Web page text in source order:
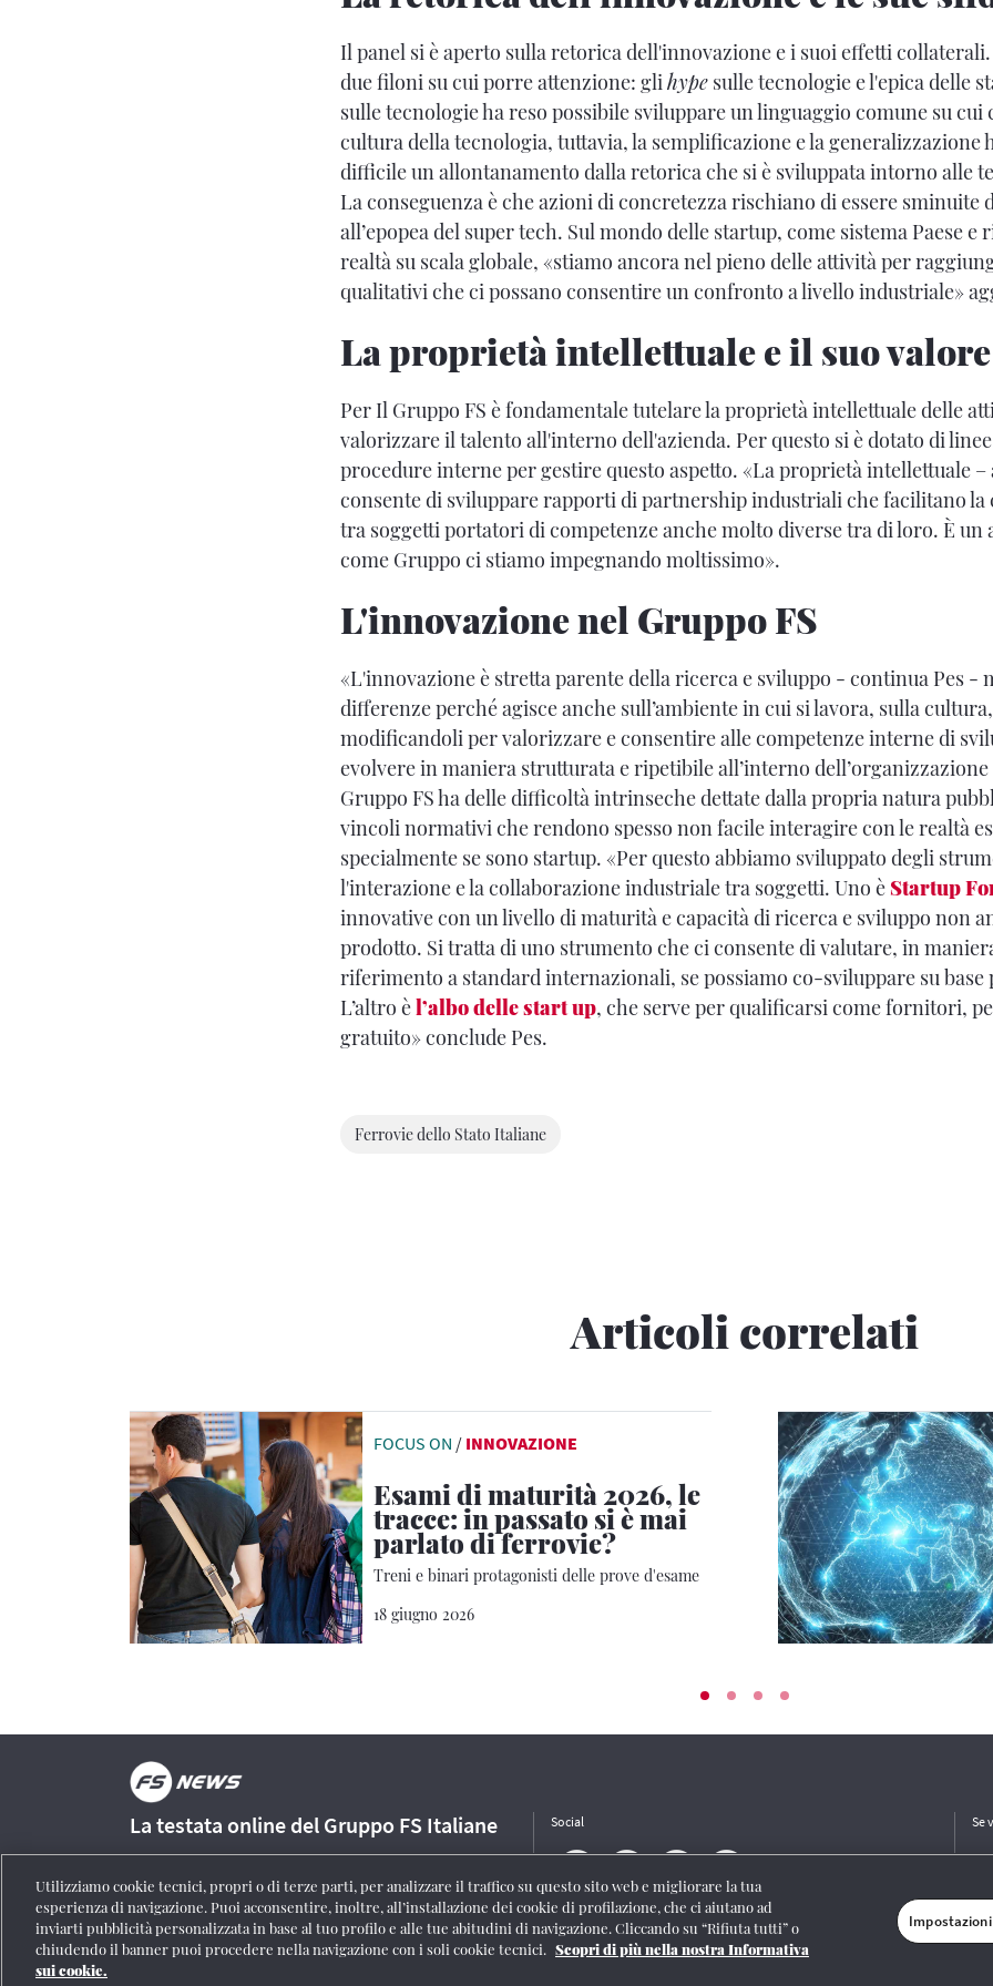
Il panel si è aperto sulla retorica dell'innovazione e i suoi effetti
due filoni su cui porre attenzione: glihype sulle tecnologie e l'epica delle
sulle tecnologie ha reso possibile sviluppare un linguaggio comune su cui
cultura della tecnologia, tuttavia, la semplificazione e la generalizzazione
difficile un allontanamento dalla retorica che si è sviluppata intorno alle
La conseguenza è che azioni di concretezza rischiano di essere sminuite
all’epopea del super tech. Sul mondo delle startup, come sistema Paese e
realtà su scala globale, «stiamo ancora nel pieno delle attività per
qualitativi che ci possano consentire un confronto a livello industriale»
La proprietà intellettuale e il suo valore
Per Il Gruppo FS è fondamentale tutelare la proprietà intellettuale delle
valorizzare il talento all'interno dell'azienda. Per questo si è dotato di
procedure interne per gestire questo aspetto. «La proprietà intellettuale –
consente di sviluppare rapporti di partnership industriali che facilitano la
tra soggetti portatori di competenze anche molto diverse tra di loro. È un
come Gruppo ci stiamo impegnando moltissimo».
L'innovazione nel Gruppo FS
«L'innovazione è stretta parente della ricerca e sviluppo - continua Pes -
differenze perché agisce anche sull’ambiente in cui si lavora, sulla
modificandoli per valorizzare e consentire alle competenze interne di
evolvere in maniera strutturata e ripetibile all’interno dell’organizzazione
Gruppo FS ha delle difficoltà intrinseche dettate dalla propria natura
vincoli normativi che rendono spesso non facile interagire con le realtà
specialmente se sono startup. «Per questo abbiamo sviluppato degli
l'interazione e la collaborazione industriale tra soggetti. Uno èStartup
innovative con un livello di maturità e capacità di ricerca e sviluppo non
prodotto. Si tratta di uno strumento che ci consente di valutare, in
riferimento a standard internazionali, se possiamo co-sviluppare su base
L’altro èl’albo delle start up, che serve per qualificarsi come fornitori,
gratuito» conclude Pes.
Ferrovie dello Stato Italiane
Articoli correlati
FOCUS ON / INNOVAZIONE
Esami di maturità 2026, le
tracce: in passato si è mai
parlato di ferrovie?
Treni e binari protagonisti delle prove d'esame
18 giugno 2026
La testata online del Gruppo FS Italiane Social Se
Registrazione Tribunale di Roma n° 204/2009|Aut. SIAE 1312/I/1382-Lic. Società Consortile Fonografici 577/08|© Gruppo FS Italiane 2020|
Utilizziamo cookie tecnici, propri o di terze parti, per analizzare il traffico su questo sito web e migliorare la tua
esperienza di navigazione. Puoi acconsentire, inoltre, all’installazione dei cookie di profilazione, che ci aiutano ad
inviarti pubblicità personalizzata in base al tuo profilo e alle tue abitudini di navigazione. Cliccando su “Rifiuta tutti” o
chiudendo il banner puoi procedere nella navigazione con i soli cookie tecnici. Scopri di più nella nostra Informativa
sui cookie.